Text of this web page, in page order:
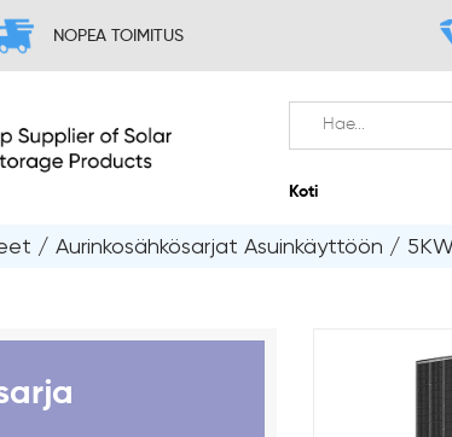
NOPEA TOIMITUS
Koti
/ Aurinkosähkösarjat Asuinkäyttöön /